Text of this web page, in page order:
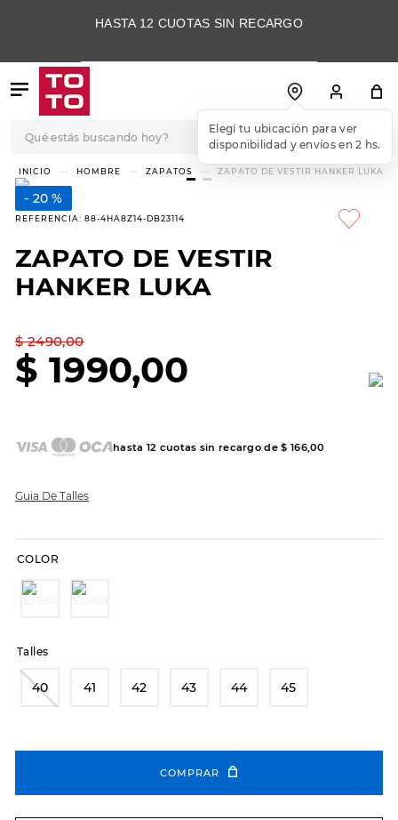
HASTA 12 CUOTAS SIN RECARGO
Elegí tu ubicación para ver
disponibilidad y envíos en 2 hs.
HOMBRE ZAPATOS ZAPATO DE VESTIR HANKER LUKA
20 %
REFERENCIA: 88-4HA8Z14-DB23114
ZAPATO DE VESTIR
HANKER LUKA
$ 2490,00
$ 1990,00
hasta 12 cuotas sin recargo de$ 166,00
Guia De Talles
COLOR
Talles
40 41 42 43 44 45
COMPRAR
TÉRMINOS MÁS
BUSCADOS